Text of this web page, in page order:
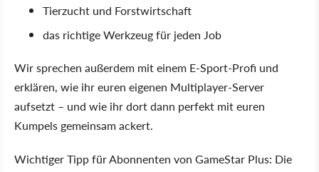
Tierzucht und Forstwirtschaft
das richtige Werkzeug für jeden Job
Wir sprechen außerdem mit einem E-Sport-Profi und
erklären, wie ihr euren eigenen Multiplayer-Server
aufsetzt – und wie ihr dort dann perfekt mit euren
Kumpels gemeinsam ackert.
Wichtiger Tipp für Abonnenten von GameStar Plus: Die